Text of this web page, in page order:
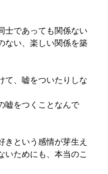
士であっても関係ない
ない、楽しい関係を築
て、嘘をついたりしな
嘘をつくことなんで
きという感情が芽生え
いためにも、本当のこ